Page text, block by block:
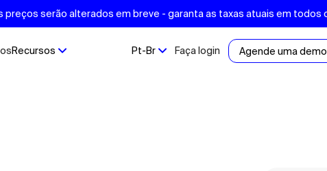
serão alterados em breve - garanta as taxas atuais em todos
Recursos Pt-Br Faça login Agende uma